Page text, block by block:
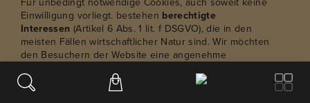
Einwilligung vorliegt. bestehen berechtigte
Interessen (Artikel 6 Abs. 1 lit. f DSGVO), die in den
meisten Fällen wirtschaftlicher Natur sind. Wir möchten
den Besuchern der Website eine angenehme
Cookies oft unbedingt notwendig.